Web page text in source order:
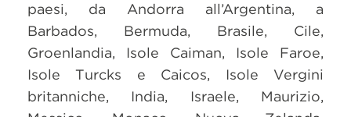
paesi, da Andorra all’Argentina, a
Barbados, Bermuda, Brasile, Cile,
Groenlandia, Isole Caiman, Isole Faroe,
Isole Turcks e Caicos, Isole Vergini
britanniche, India, Israele, Maurizio,